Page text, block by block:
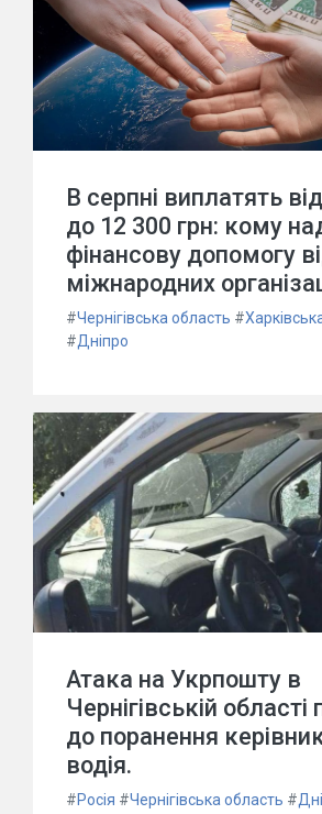
В серпні виплатять
до 12 300 грн: кому
фінансову допомогу
міжнародних
#Чернігівська область #
#Дніпро
Атака на Укрпошту в
Чернігівській
до поранення
водія.
#Росія #Чернігівська область #